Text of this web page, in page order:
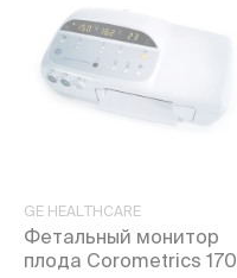
GE HEALTHCARE
Фетальный монитор
плода Corometrics 170